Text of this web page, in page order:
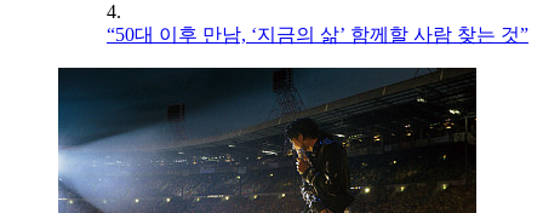
4.
“50대 이후 만남, ‘지금의 삶’ 함께할 사람 찾는 것”